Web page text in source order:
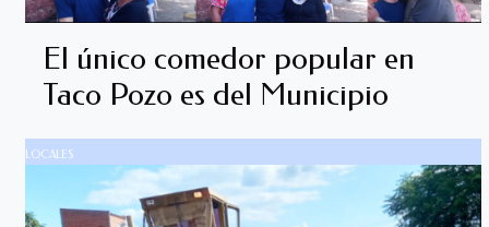
El único comedor popular en
Taco Pozo es del Municipio
LOCALES